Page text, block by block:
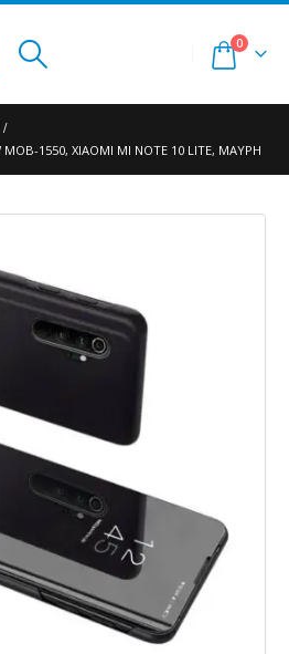
0
MOB-1550, XIAOMI MI NOTE 10 LITE, ΜΑΎΡΗ